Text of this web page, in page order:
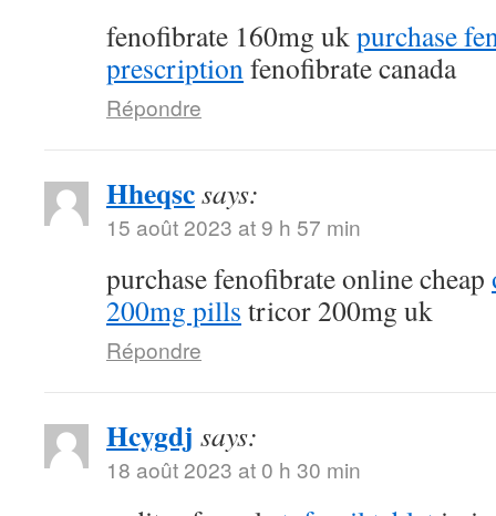
fenofibrate 160mg ukpurchase
prescriptionfenofibrate canada
Répondre
Hheqscsays:
15 août 2023 at 9 h 57 min
purchase fenofibrate online cheap
200mg pills tricor 200mg uk
Répondre
Hcygdj says:
18 août 2023 at 0 h 30 min